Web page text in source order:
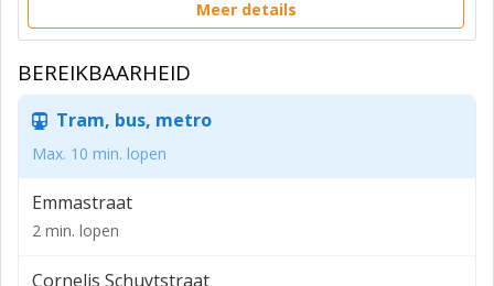
Meer details
BEREIKBAARHEID
Tram, bus, metro
Max. 10 min. lopen
Emmastraat
2 min. lopen
Cornelis Schuytstraat